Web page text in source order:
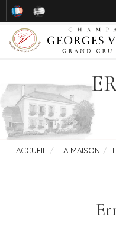
ACCUEIL LA MAISON